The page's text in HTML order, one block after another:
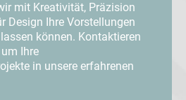
mit Kreativität, Präzision
Design Ihre Vorstellungen
können. Kontaktieren
Ihre
in unsere erfahrenen